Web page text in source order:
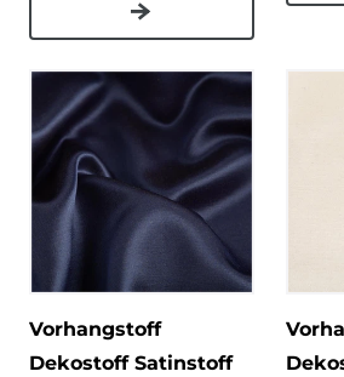
Vorhangstoff
Dekostoff Satinstoff